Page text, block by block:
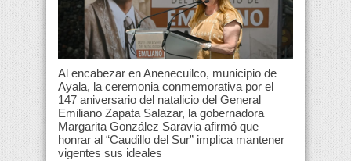
Al encabezar en Anenecuilco, municipio de
Ayala, la ceremonia conmemorativa por el
147 aniversario del natalicio del General
Emiliano Zapata Salazar, la gobernadora
Margarita González Saravia afirmó que
honrar al “Caudillo del Sur” implica mantener
vigentes sus ideales